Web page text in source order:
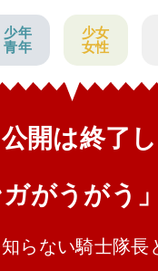
少年
青年
少女
女性
開は終了
がうがう
らない騎士隊長